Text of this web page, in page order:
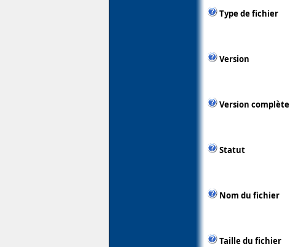
Type de fichier
Version
Version complète
Statut
Nom du fichier
Taille du fichier